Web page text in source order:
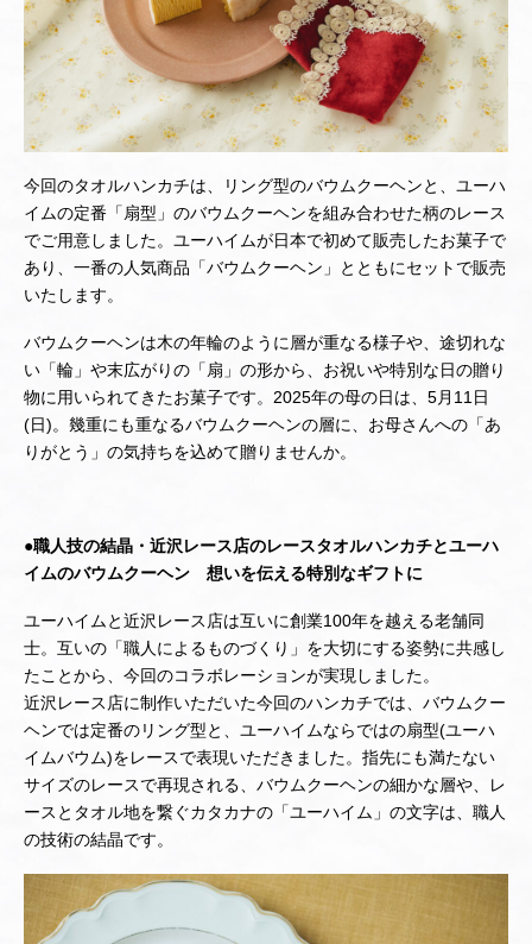
今回のタオルハンカチは、リング型のバウムクーヘンと、ユーハ
イムの定番「扇型」のバウムクーヘンを組み合わせた柄のレース
でご用意しました。ユーハイムが日本で初めて販売したお菓子で
あり、一番の人気商品「バウムクーヘン」とともにセットで販売
いたします。
バウムクーヘンは木の年輪のように層が重なる様子や、途切れな
い「輪」や末広がりの「扇」の形から、お祝いや特別な日の贈り
物に用いられてきたお菓子です。2025年の母の日は、5月11日
(日)。幾重にも重なるバウムクーヘンの層に、お母さんへの「あ
りがとう」の気持ちを込めて贈りませんか。
●職人技の結晶・近沢レース店のレースタオルハンカチとユーハ
イムのバウムクーヘン 想いを伝える特別なギフトに
ユーハイムと近沢レース店は互いに創業100年を越える老舗同
士。互いの「職人によるものづくり」を大切にする姿勢に共感し
たことから、今回のコラボレーションが実現しました。
近沢レース店に制作いただいた今回のハンカチでは、バウムクー
ヘンでは定番のリング型と、ユーハイムならではの扇型(ユーハ
イムバウム)をレースで表現いただきました。指先にも満たない
サイズのレースで再現される、バウムクーヘンの細かな層や、レ
ースとタオル地を繋ぐカタカナの「ユーハイム」の文字は、職人
の技術の結晶です。